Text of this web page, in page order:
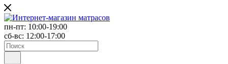
пн-пт: 10:00-19:00
сб-вс: 12:00-17:00